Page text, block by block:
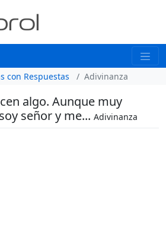
con Respuestas Adivinanza
algo. Aunque muy
señor y me... Adivinanza